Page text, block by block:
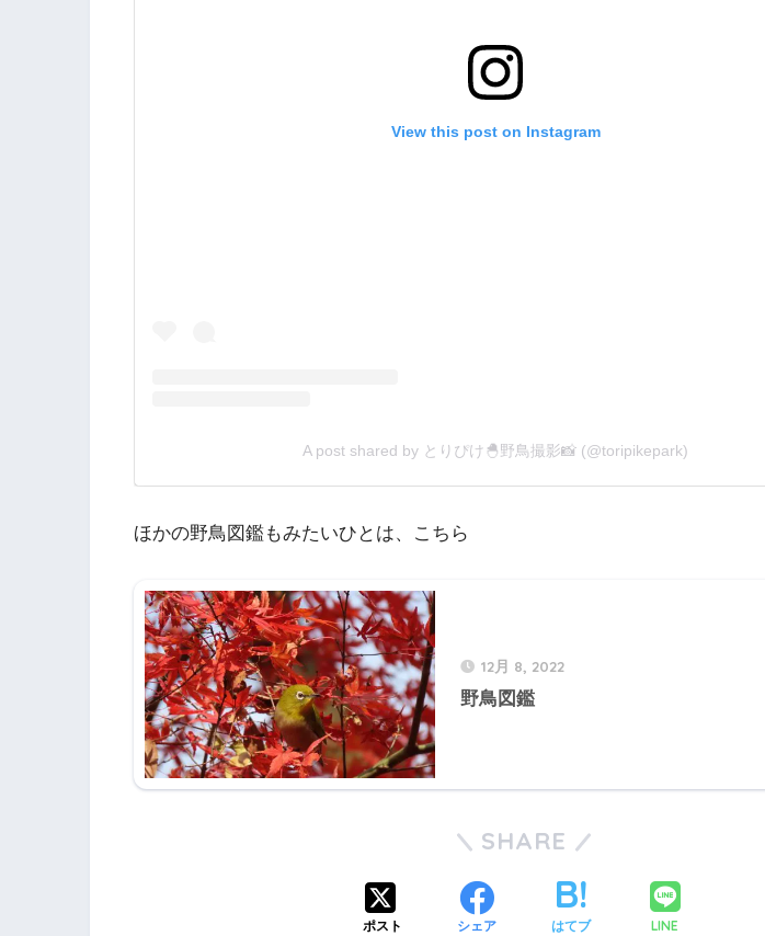
View this post on Instagram
A post shared by とりぴけ🐣野鳥撮影📸 (@toripikepark)
ほかの野鳥図鑑もみたいひとは、こちら
12月 8, 2022
野鳥図鑑
SHARE
ポスト シェア はてブ LINE